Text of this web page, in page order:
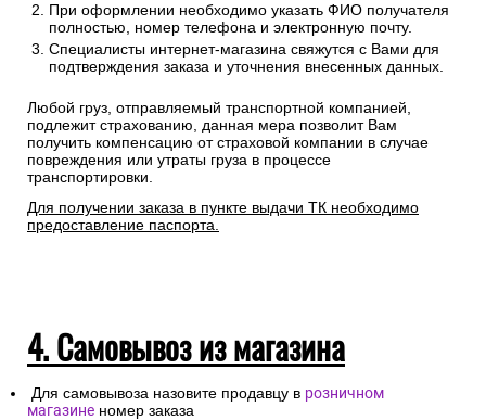
При оформлении необходимо указать ФИО получателя
полностью, номер телефона и электронную почту.
Специалисты интернет-магазина свяжутся с Вами для
подтверждения заказа и уточнения внесенных данных.
Любой груз, отправляемый транспортной компанией,
подлежит страхованию, данная мера позволит Вам
получить компенсацию от страховой компании в случае
повреждения или утраты груза в процессе
транспортировки.
Для получении заказа в пункте выдачи ТК необходимо
предоставление паспорта.
4. Самовывоз из магазина
Для самовывоза назовите продавцу в розничном
магазине номер заказа